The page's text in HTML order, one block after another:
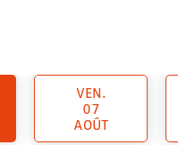
VEN.
07
AOÛT